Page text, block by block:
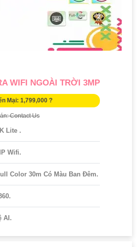
WIFI NGOÀI TRỜI 3MP
Mại: 1,799,000 ?
Contact Us
Lite .
IP Wifi.
Color 30m Có Màu Ban Ðêm.
AI.